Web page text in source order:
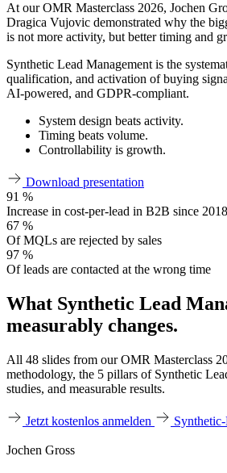
At our OMR Masterclass 2026, Jochen
Dragica Vujovic demonstrated why the
is not more activity, but better timing and
Synthetic Lead Management is the
qualification, and activation of buying
AI-powered, and GDPR-compliant.
System design beats activity.
Timing beats volume.
Controllability is growth.
Download presentation
91 %
Increase in cost-per-lead in B2B since 2018
67 %
Of MQLs are rejected by sales
97 %
Of leads are contacted at the wrong time
What Synthetic Lead
measurably changes.
All 48 slides from our OMR Masterclass
methodology, the 5 pillars of Synthetic
studies, and measurable results.
Jetzt kostenlos anmelden
Jochen Gross